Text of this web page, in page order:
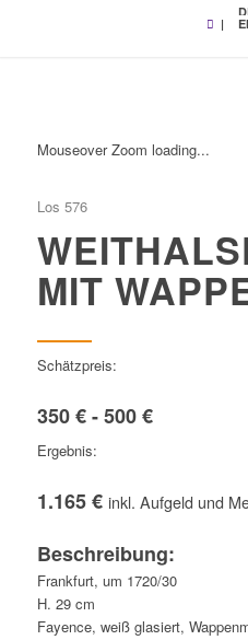
|
Mouseover Zoom loading...
Los 576
MIT
Schätzpreis:
350 € - 500 €
Ergebnis:
1.165 € inkl. Aufgeld und
Beschreibung:
Frankfurt, um 1720/30
H. 29 cm
Fayence, weiß glasiert,